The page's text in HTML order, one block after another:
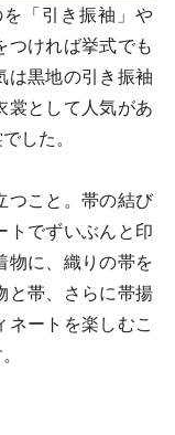
「引き振袖」や
つければ挙式でも
は黒地の引き振袖
裳として人気があ
した。
つこと。帯の結び
トでずいぶんと印
物に、織りの帯を
と帯、さらに帯揚
ネートを楽しむこ